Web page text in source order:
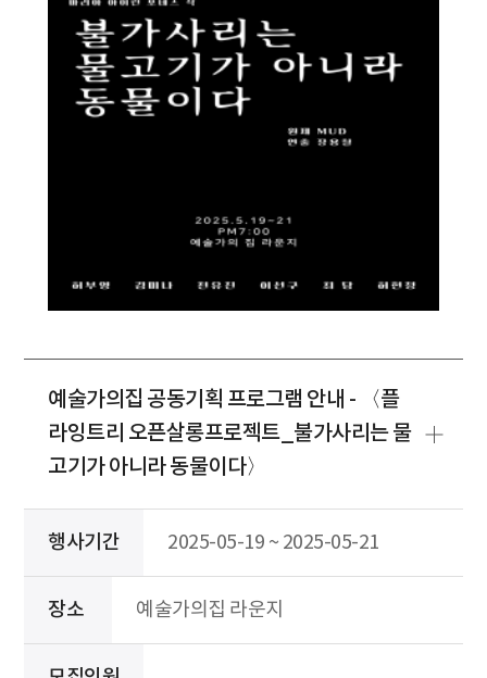
예술가의집 공동기획 프로그램 안내 - 〈플
라잉트리 오픈살롱프로젝트_불가사리는 물
고기가 아니라 동물이다〉
행사기간 2025-05-19 ~ 2025-05-21
장소 예술가의집 라운지